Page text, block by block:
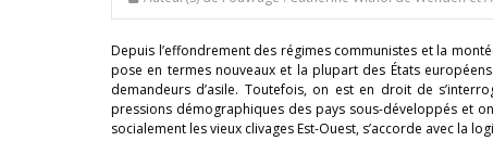
Depuis l’effondrement des régimes communistes et la
pose en termes nouveaux et la plupart des États
demandeurs d’asile. Toutefois, on est en droit de
pressions démographiques des pays sous-développés et
socialement les vieux clivages Est-Ouest, s’accorde avec la